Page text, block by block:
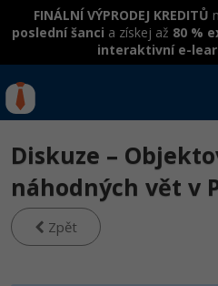
FINÁLNÍ VÝPRODEJ KREDITŮ
poslední šanci a získej až 80 %
interaktivní e-
Rekvalifikace a kurzy
hrazené úřadem práce
Workshopy zdarma
Kurzy IT profesí
Junior programátor
Přihlásit se| Registrovat
Diskuze –
náhodných vět v
Zpět